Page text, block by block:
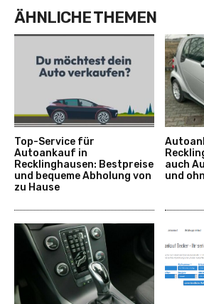
ÄHNLICHE THEMEN
Top-Service für
Autoankauf in
Recklinghausen: Bestpreise
und bequeme Abholung von
zu Hause
auch
und